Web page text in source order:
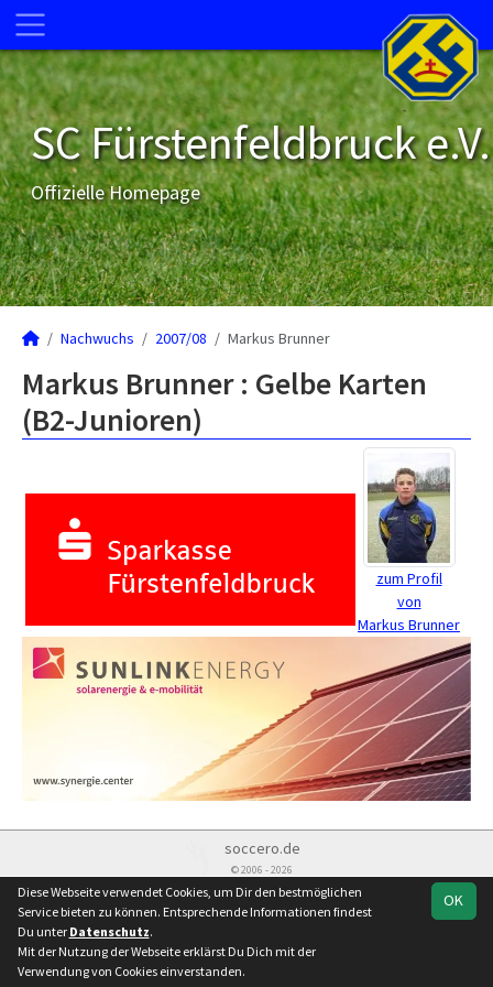
SC Fürstenfeldbruck e.V.
Offizielle Homepage
Nachwuchs 2007/08 Markus Brunner
Markus Brunner : Gelbe Karten
(B2-Junioren)
zum Profil
von
Markus Brunner
soccero.de
© 2006 - 2026
Besucherstatistik Kontakt Impressum Datenschutz OK
Diese Webseite verwendet Cookies, um Dir den bestmöglichen
Service bieten zu können. Entsprechende Informationen findest
Du unter Datenschutz.
Mit der Nutzung der Webseite erklärst Du Dich mit der
Verwendung von Cookies einverstanden.